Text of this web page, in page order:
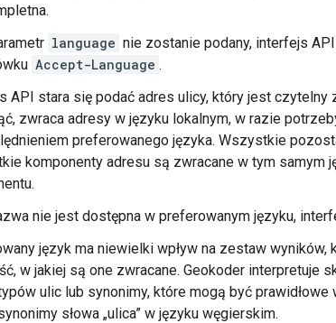
language nie zostanie podany, interfejs
Accept-Language .
API stara się podać adres ulicy, który jest
zwraca adresy w języku lokalnym, w razie
preferowanego języka. Wszystkie
komponenty adresu są zwracane w tym
nie jest dostępna w preferowanym języku,
język ma niewielki wpływ na zestaw
w jakiej są one zwracane. Geokoder interpretuje
ulic lub synonimy, które mogą być prawidłowe
słowa „ulica” w języku węgierskim.